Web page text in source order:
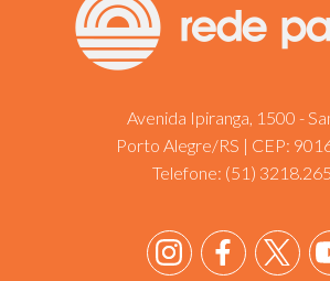
Avenida Ipiranga, 1500 -
Porto Alegre/RS | CEP:
Telefone: (51)